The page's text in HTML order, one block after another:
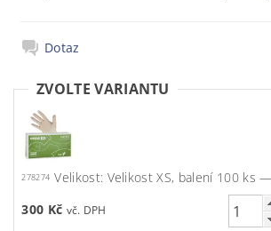
Dotaz
ZVOLTE VARIANTU
278274 Velikost: Velikost XS, balení 100 ks
300 Kč